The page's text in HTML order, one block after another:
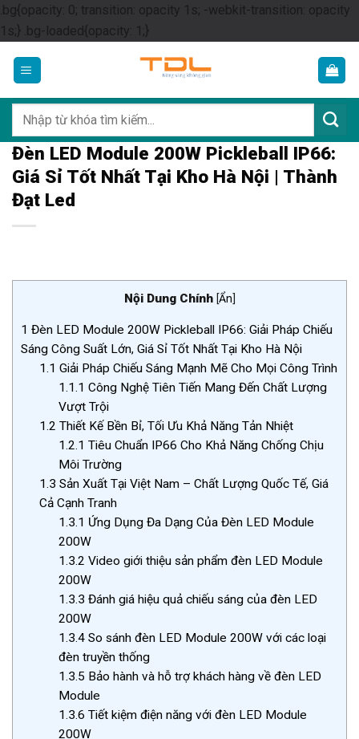
.bg{opacity: 0; transition: opacity 1s; -webkit-transition: opacity
1s;} .bg-loaded{opacity: 1;}Skip
content
kiếm:
Đèn LED Module 200W Pickleball IP66:
Giá Sỉ Tốt Nhất Tại Kho Hà Nội | Thành
Đạt Led
Nội Dung Chính [Ẩn]
1 Đèn LED Module 200W Pickleball IP66: Giải Pháp Chiếu
Sáng Công Suất Lớn, Giá Sỉ Tốt Nhất Tại Kho Hà Nội
1.1 Giải Pháp Chiếu Sáng Mạnh Mẽ Cho Mọi Công Trình
1.1.1 Công Nghệ Tiên Tiến Mang Đến Chất Lượng
Vượt Trội
1.2 Thiết Kế Bền Bỉ, Tối Ưu Khả Năng Tản Nhiệt
1.2.1 Tiêu Chuẩn IP66 Cho Khả Năng Chống Chịu
Môi Trường
1.3 Sản Xuất Tại Việt Nam – Chất Lượng Quốc Tế, Giá
Cả Cạnh Tranh
1.3.1 Ứng Dụng Đa Dạng Của Đèn LED Module
200W
1.3.2 Video giới thiệu sản phẩm đèn LED Module
200W
1.3.3 Đánh giá hiệu quả chiếu sáng của đèn LED
200W
1.3.4So sánh đèn LED Module 200W với các loại
đèn truyền thống
1.3.5 Bảo hành và hỗ trợ khách hàng về đèn LED
Module
1.3.6 Tiết kiệm điện năng với đèn LED Module
200W